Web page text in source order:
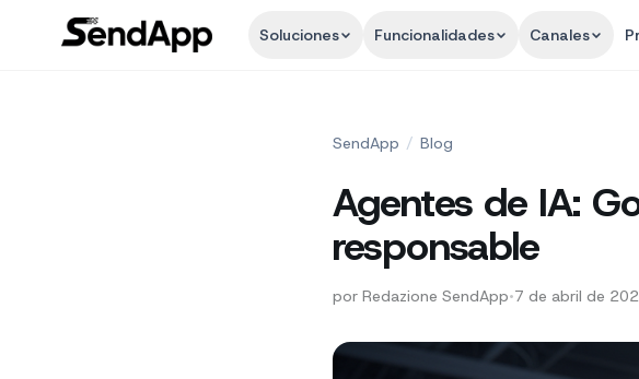
Soluciones Funcionalidades Canales
SendApp / Blog
Agentes de IA:
responsable
por Redazione SendApp•7 de abril de